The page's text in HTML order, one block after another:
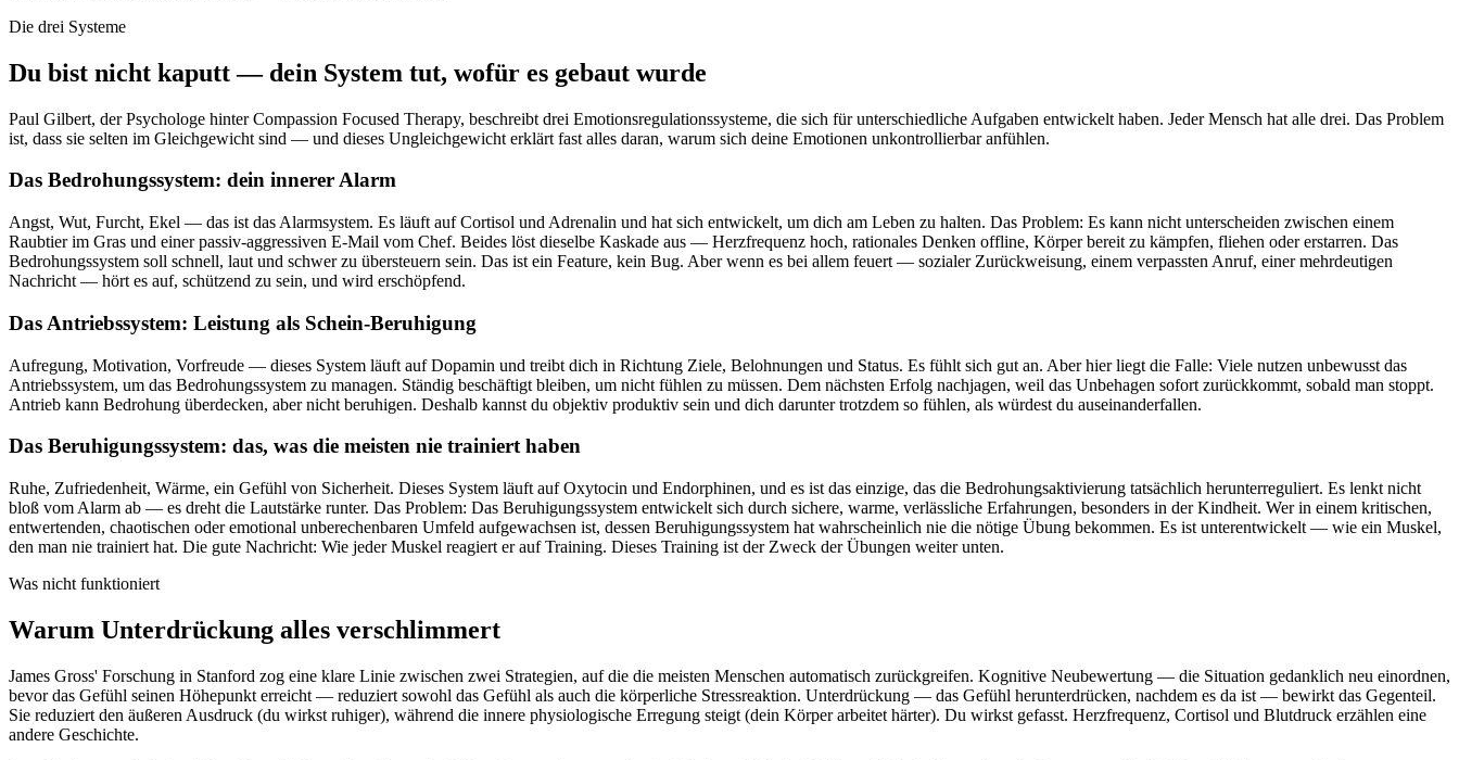
Die drei Systeme
Du bist nicht kaputt — dein System tut, wofür es gebaut wurde
Paul Gilbert, der Psychologe hinter Compassion Focused Therapy, beschreibt drei Emotionsregulationssysteme, die sich für unterschiedliche Aufgaben entwickelt haben. Jeder Mensch hat alle drei. Das Problem
ist, dass sie selten im Gleichgewicht sind — und dieses Ungleichgewicht erklärt fast alles daran, warum sich deine Emotionen unkontrollierbar anfühlen.
Das Bedrohungssystem: dein innerer Alarm
Angst, Wut, Furcht, Ekel — das ist das Alarmsystem. Es läuft auf Cortisol und Adrenalin und hat sich entwickelt, um dich am Leben zu halten. Das Problem: Es kann nicht unterscheiden zwischen einem
Raubtier im Gras und einer passiv-aggressiven E-Mail vom Chef. Beides löst dieselbe Kaskade aus — Herzfrequenz hoch, rationales Denken offline, Körper bereit zu kämpfen, fliehen oder erstarren. Das
Bedrohungssystem soll schnell, laut und schwer zu übersteuern sein. Das ist ein Feature, kein Bug. Aber wenn es bei allem feuert — sozialer Zurückweisung, einem verpassten Anruf, einer mehrdeutigen
Nachricht — hört es auf, schützend zu sein, und wird erschöpfend.
Das Antriebssystem: Leistung als Schein-Beruhigung
Aufregung, Motivation, Vorfreude — dieses System läuft auf Dopamin und treibt dich in Richtung Ziele, Belohnungen und Status. Es fühlt sich gut an. Aber hier liegt die Falle: Viele nutzen unbewusst das
Antriebssystem, um das Bedrohungssystem zu managen. Ständig beschäftigt bleiben, um nicht fühlen zu müssen. Dem nächsten Erfolg nachjagen, weil das Unbehagen sofort zurückkommt, sobald man stoppt.
Antrieb kann Bedrohung überdecken, aber nicht beruhigen. Deshalb kannst du objektiv produktiv sein und dich darunter trotzdem so fühlen, als würdest du auseinanderfallen.
Das Beruhigungssystem: das, was die meisten nie trainiert haben
Ruhe, Zufriedenheit, Wärme, ein Gefühl von Sicherheit. Dieses System läuft auf Oxytocin und Endorphinen, und es ist das einzige, das die Bedrohungsaktivierung tatsächlich herunterreguliert. Es lenkt nicht
bloß vom Alarm ab — es dreht die Lautstärke runter. Das Problem: Das Beruhigungssystem entwickelt sich durch sichere, warme, verlässliche Erfahrungen, besonders in der Kindheit. Wer in einem kritischen,
entwertenden, chaotischen oder emotional unberechenbaren Umfeld aufgewachsen ist, dessen Beruhigungssystem hat wahrscheinlich nie die nötige Übung bekommen. Es ist unterentwickelt — wie ein Muskel,
den man nie trainiert hat. Die gute Nachricht: Wie jeder Muskel reagiert er auf Training. Dieses Training ist der Zweck der Übungen weiter unten.
Was nicht funktioniert
Warum Unterdrückung alles verschlimmert
James Gross' Forschung in Stanford zog eine klare Linie zwischen zwei Strategien, auf die die meisten Menschen automatisch zurückgreifen. Kognitive Neubewertung — die Situation gedanklich neu einordnen,
bevor das Gefühl seinen Höhepunkt erreicht — reduziert sowohl das Gefühl als auch die körperliche Stressreaktion. Unterdrückung — das Gefühl herunterdrücken, nachdem es da ist — bewirkt das Gegenteil.
Sie reduziert den äußeren Ausdruck (du wirkst ruhiger), während die innere physiologische Erregung steigt (dein Körper arbeitet härter). Du wirkst gefasst. Herzfrequenz, Cortisol und Blutdruck erzählen eine
andere Geschichte.